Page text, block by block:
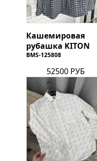
Кашемировая
рубашка KITON
BMS-125808
52500 РУБ